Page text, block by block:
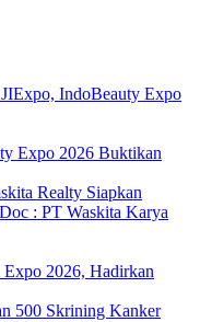
Expo 2026 Buktikan
2026, Hadirkan